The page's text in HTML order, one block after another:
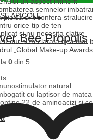
APICOLE
Bee Propolis
0 din 5
natural
cu laptisor de matca
22 de aminoacizi si
semnelor
pielea si ii confera
orice tip de ten
si nu necesita clatire
aur si declaratacea mai
„Global Make-up